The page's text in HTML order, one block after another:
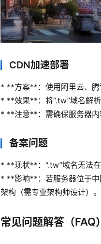
CDN加速部署
* **方案**：使用阿里云、腾
* **效果**：将“.tw”域名解
* **注意**：需确保服务器内
备案问题
* **现状**：“.tw”域名无法在
* **影响**：若服务器位于中
架构（需专业架构师设计）。
常见问题解答（FAQ）